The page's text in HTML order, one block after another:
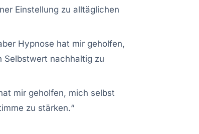
Einstellung zu alltäglichen
Hypnose hat mir geholfen,
Selbstwert nachhaltig zu
mir geholfen, mich selbst
zu stärken.“